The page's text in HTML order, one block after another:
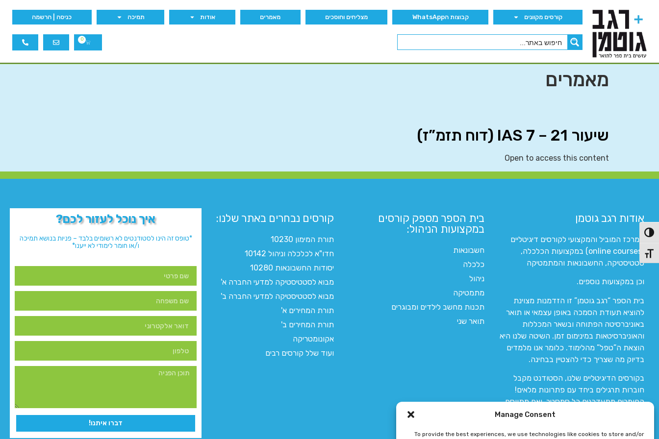
Manage Consent
To provide the best experiences, we use technologies like cookies to store and/or
הפעל/כבה ניגודיות גבוהה
מתג גודל גופן
קורסים מקוונים קבוצות הWhatsApp מצליחים וחוסכים מאמרים אודות תמיכה כניסה | הרשמה
0
מאמרים
שיעור 21 – IAS 7 (דוח תזמ”ז)
Open to access this content
אודות רגב גוטמן
המרכז המוביל והמקצועי לקורסים דיגיטליים
(online courses) במקצועות הכלכלה,
סטטיסטיקה, החשבונאות והמתמטיקה
וכן במקצועות נוספים.
בית הספר “רגב גוטמן” זו הזדמנות מצוינת
להוציא תעודת הסמכה באופן עצמאי או תואר
באוניברסיטה הפתוחה ובשאר המכללות
והאוניברסיטאות במינימום זמן. השיטה שלנו היא
הוצאת ה”טפל” מהלימוד. כלומר אנו מלמדים
בדיוק מה שצריך כדי להצטיין בבחינה.
בקורסים הדיגיטליים שלנו, הסטודנט מקבל
חוברות תרגילים ביחד עם פתרונות מלאים!
החומרים מתעדכנים כל סמסטר, ואם מתווסף
חומר חדש אז הקורס מתעדכן יחד איתו.
בית הספר מספק קורסים
במקצועות הניהול:
חשבונאות
כלכלה
ניהול
מתמטיקה
תכנות מחשב לילדים ומבוגרים
תואר שני
קורסים נבחרים באתר שלנו:​
תורת המימון 10230
חדו"א לכלכלה וניהול 10142
יסודות החשבונאות 10280
מבוא לסטטיסטיקה למדעי החברה א'
מבוא לסטטיסטיקה למדעי החברה ב'
תורת המחירים א'
תורת המחירים ב'
אקונומטריקה
ועוד שלל קורסים רבים
איך נוכל לעזור לכם?
*טופס זה הינו לסטודנטים לא רשומים בלבד – פניות בנושא תמיכה
ו/או חומר לימודי לא ייענו*
דברו איתנו!